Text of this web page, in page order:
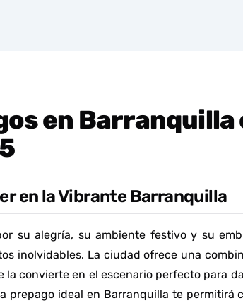
en
en la Vibrante Barranquilla
su alegría, su ambiente festivo y su
inolvidables. La ciudad ofrece una
convierte en el escenario perfecto para
prepago ideal en Barranquilla te